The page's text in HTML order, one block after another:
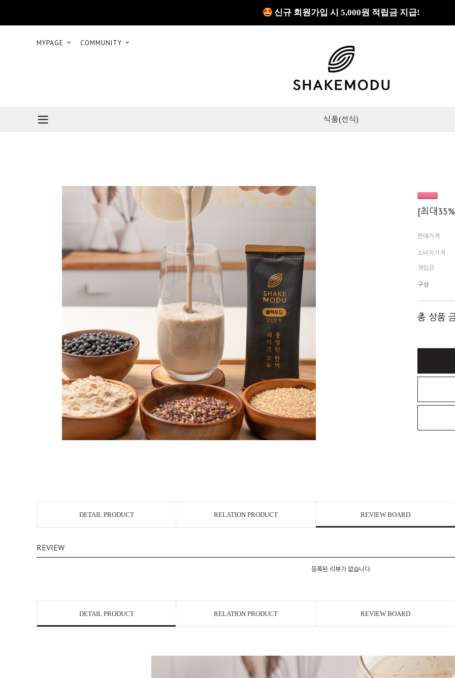
쇼핑몰 GRAND OPEN!
쇼핑몰 GRAND OPEN!
MYPAGE COMMUNITY
식품(선식)
[최대
판매가격
소비자가격
적립금
구성
총 상품
DETAIL PRODUCT RELATION PRODUCT REVIEW BOARD
REVIEW
등록된 리뷰가 없습니다.
DETAIL PRODUCT RELATION PRODUCT REVIEW BOARD